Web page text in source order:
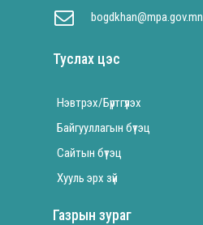
bogdkhan@mpa.gov.mn
Туслах цэс
Нэвтрэх/Бүртгүүлэх
Байгууллагын бүтэц
Сайтын бүтэц
Хууль эрх зүй
Газрын зураг